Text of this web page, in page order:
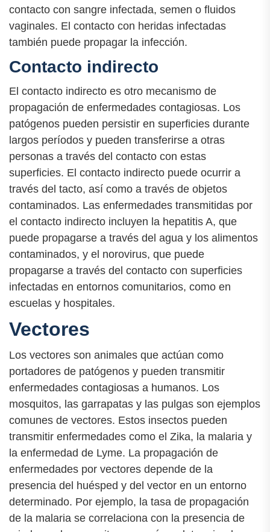
contacto con sangre infectada, semen o fluidos
vaginales. El contacto con heridas infectadas
también puede propagar la infección.
Contacto indirecto
El contacto indirecto es otro mecanismo de
propagación de enfermedades contagiosas. Los
patógenos pueden persistir en superficies durante
largos períodos y pueden transferirse a otras
personas a través del contacto con estas
superficies. El contacto indirecto puede ocurrir a
través del tacto, así como a través de objetos
contaminados. Las enfermedades transmitidas por
el contacto indirecto incluyen la hepatitis A, que
puede propagarse a través del agua y los alimentos
contaminados, y el norovirus, que puede
propagarse a través del contacto con superficies
infectadas en entornos comunitarios, como en
escuelas y hospitales.
Vectores
Los vectores son animales que actúan como
portadores de patógenos y pueden transmitir
enfermedades contagiosas a humanos. Los
mosquitos, las garrapatas y las pulgas son ejemplos
comunes de vectores. Estos insectos pueden
transmitir enfermedades como el Zika, la malaria y
la enfermedad de Lyme. La propagación de
enfermedades por vectores depende de la
presencia del huésped y del vector en un entorno
determinado. Por ejemplo, la tasa de propagación
de la malaria se correlaciona con la presencia de